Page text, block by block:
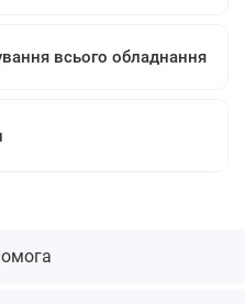
всього обладнання